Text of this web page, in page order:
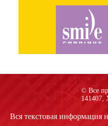
© Все
141407,
Вся текстовая информация